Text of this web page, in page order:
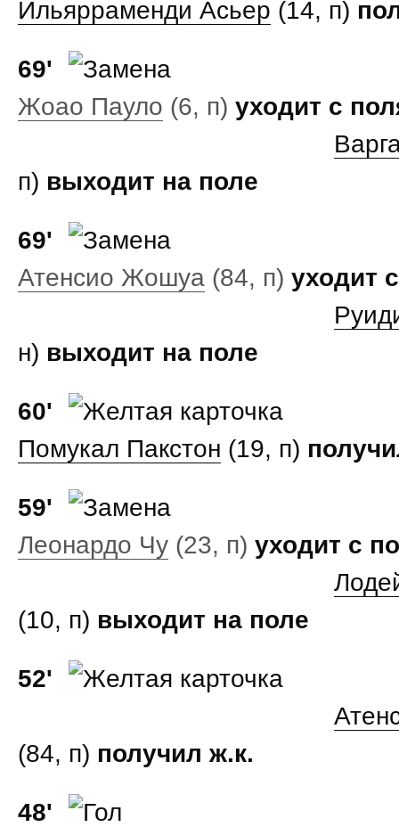
Ильярраменди Асьер (14, п)
69'
Жоао Пауло (6, п) уходит с
п) выходит на поле
69'
Атенсио Жошуа (84, п) уходит
н) выходит на поле
60'
Помукал Пакстон (19, п)
59'
Леонардо Чу (23, п) уходит с
(10, п) выходит на поле
52'
(84, п) получил ж.к.
48'